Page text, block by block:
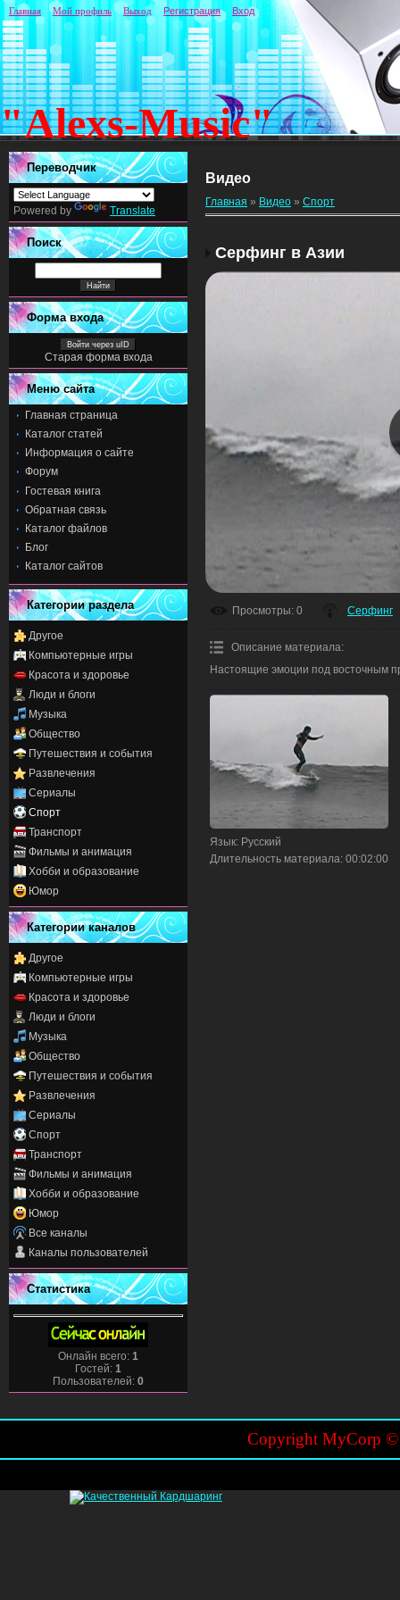
"Alexs-Music"
Главная Мой профиль Выход Регистрация Вход
Переводчик
Powered by Translate
Поиск
Форма входа
Войти через uID
Старая форма входа
Меню сайта
Главная страница
Каталог статей
Информация о сайте
Форум
Гостевая книга
Обратная связь
Каталог файлов
Блог
Каталог сайтов
Категории раздела
Другое
Компьютерные игры
Красота и здоровье
Люди и блоги
Музыка
Общество
Путешествия и события
Развлечения
Сериалы
Спорт
Транспорт
Фильмы и анимация
Хобби и образование
Юмор
Категории каналов
Другое
Компьютерные игры
Красота и здоровье
Люди и блоги
Музыка
Общество
Путешествия и события
Развлечения
Сериалы
Спорт
Транспорт
Фильмы и анимация
Хобби и образование
Юмор
Все каналы
Каналы пользователей
Статистика
Онлайн всего: 1
Гостей: 1
Пользователей: 0
Видео
Главная » Видео » Спорт
Серфинг в Азии
Просмотры: 0 Серфинг
Описание материала:
Настоящие эмоции под восточным
Язык: Русский
Длительность материала: 00:02:00
Copyright MyCorp